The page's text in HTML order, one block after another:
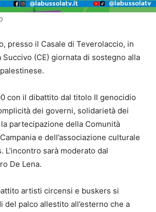
presso il Casale di Teverolaccio, in
Succivo (CE) giornata di sostegno alla
con il dibattito dal titolo Il genocidio
dei governi, solidarietà dei
partecipazione della Comunità
e dell’associazione culturale
L’incontro sarà moderato dal
De Lena.
artisti circensi e buskers si
del palco allestito all’esterno che a